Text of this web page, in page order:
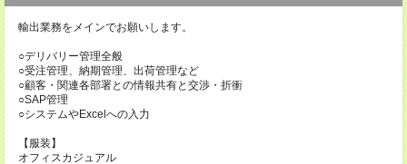
輸出業務をメインでお願いします。
○デリバリー管理全般
○受注管理、納期管理、出荷管理など
○顧客・関連各部署との情報共有と交渉・折衝
○SAP管理
○システムやExcelへの入力
【服装】
オフィスカジュアル